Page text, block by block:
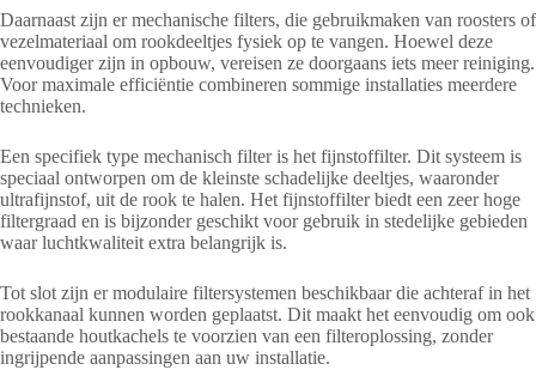
Daarnaast zijn er mechanische filters, die gebruikmaken van roosters of
vezelmateriaal om rookdeeltjes fysiek op te vangen. Hoewel deze
eenvoudiger zijn in opbouw, vereisen ze doorgaans iets meer reiniging.
Voor maximale efficiëntie combineren sommige installaties meerdere
technieken.
Een specifiek type mechanisch filter is het fijnstoffilter. Dit systeem is
speciaal ontworpen om de kleinste schadelijke deeltjes, waaronder
ultrafijnstof, uit de rook te halen. Het fijnstoffilter biedt een zeer hoge
filtergraad en is bijzonder geschikt voor gebruik in stedelijke gebieden
waar luchtkwaliteit extra belangrijk is.
Tot slot zijn er modulaire filtersystemen beschikbaar die achteraf in het
rookkanaal kunnen worden geplaatst. Dit maakt het eenvoudig om ook
bestaande houtkachels te voorzien van een filteroplossing, zonder
ingrijpende aanpassingen aan uw installatie.